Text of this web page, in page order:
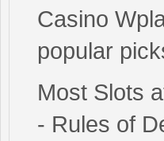
Casino
popular
Most Slots
- Rules of